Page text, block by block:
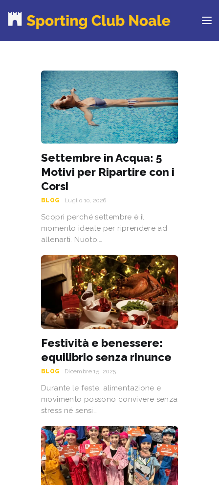
PROVA IL CLUB
CORSI
ORARI
CENTRI ESTIVI
NEWS DAL BLOG
CONTATTI
REGOLAMENTO
RINNOVA ONLINE
Settembre in Acqua: 5
Motivi per Ripartire con i
Corsi
BLOG Luglio 10, 2026
Scopri perché settembre è il
momento ideale per riprendere ad
allenarti. Nuoto,…
Festività e benessere:
equilibrio senza rinunce
BLOG Dicembre 15, 2025
Durante le feste, alimentazione e
movimento possono convivere senza
stress né sensi…